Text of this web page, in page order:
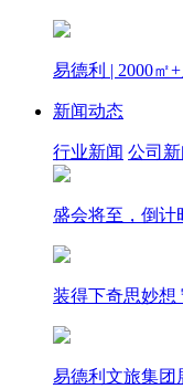
易德利 | 2000㎡
新闻动态
行业新闻 公司新
盛会将至，倒计
装得下奇思妙想
易德利文旅集团